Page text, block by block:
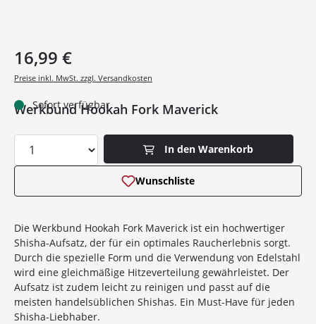
Werkbund Hookah Fork Maverick
16,99 €
Preise inkl. MwSt. zzgl. Versandkosten
Sofort verfügbar
Produkt Anzahl: Gib den gewünschten
In den Warenkorb
Wunschliste
Die Werkbund Hookah Fork Maverick ist ein hochwertiger
Shisha-Aufsatz, der für ein optimales Raucherlebnis sorgt.
Durch die spezielle Form und die Verwendung von Edelstahl
wird eine gleichmäßige Hitzeverteilung gewährleistet. Der
Aufsatz ist zudem leicht zu reinigen und passt auf die
meisten handelsüblichen Shishas. Ein Must-Have für jeden
Shisha-Liebhaber.